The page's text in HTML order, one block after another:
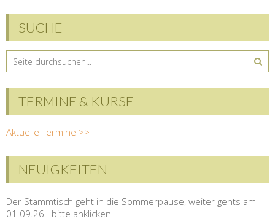
SUCHE
TERMINE & KURSE
Aktuelle Termine >>
NEUIGKEITEN
Der Stammtisch geht in die Sommerpause, weiter gehts am
01.09.26! -bitte anklicken-